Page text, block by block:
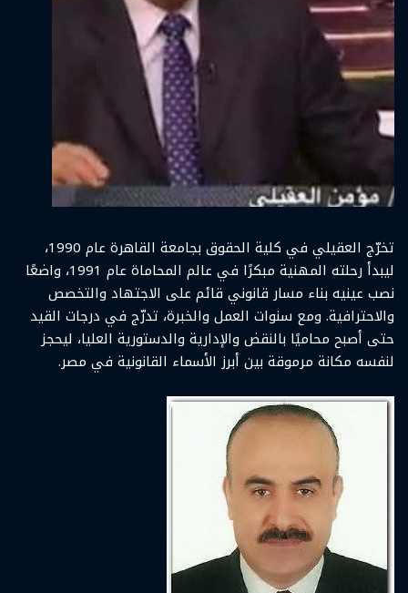
تخرّج العقيلي في كلية الحقوق بجامعة القاهرة عام 1990،
ليبدأ رحلته المهنية مبكرًا في عالم المحاماة عام 1991، واضعًا
نصب عينيه بناء مسار قانوني قائم على الاجتهاد والتخصص
والاحترافية. ومع سنوات العمل والخبرة، تدرّج في درجات القيد
حتى أصبح محاميًا بالنقض والإدارية والدستورية العليا، ليحجز
لنفسه مكانة مرموقة بين أبرز الأسماء القانونية في مصر.